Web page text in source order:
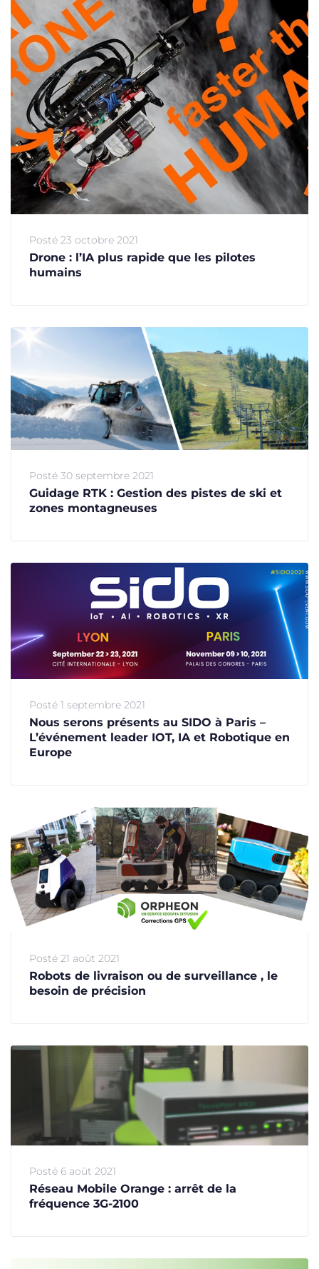
Posté 23 octobre 2021
Drone : l’IA plus rapide que les pilotes
humains
Posté 30 septembre 2021
Guidage RTK : Gestion des pistes de ski et
zones montagneuses
Posté 1 septembre 2021
Nous serons présents au SIDO à Paris –
L’événement leader IOT, IA et Robotique en
Europe
Posté 21 août 2021
Robots de livraison ou de surveillance , le
besoin de précision
Posté 6 août 2021
Réseau Mobile Orange : arrêt de la
fréquence 3G-2100